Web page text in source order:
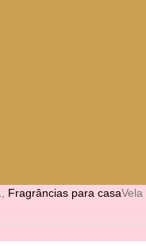
Fragrâncias para casa